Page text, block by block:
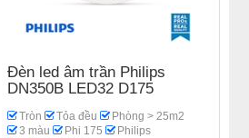
Đèn led âm trần Philips
DN350B LED32 D175
Tròn Tỏa đều
Phòng > 25m2
3 màu
Phi 175
Philips